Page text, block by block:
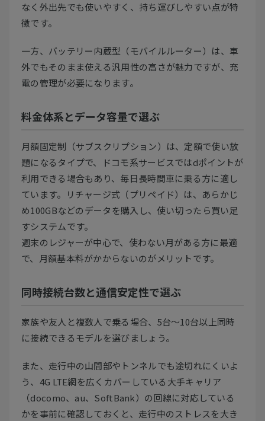
なく外出先でも使いやすく、持ち運びしやすい点が特
徴です。
一方、バッテリー内蔵型（モバイルルーター）は、車
外でもそのまま使える汎用性の高さが魅力ですが、充
電の管理が必要になります。
料金体系とデータ容量で選ぶ
月額固定制（サブスクリプション）は、定額で使い放
題になるタイプで、ドコモ系サービスではdポイントが
利用できる場合もあり、毎日長時間車に乗る方に適し
ています。リチャージ式（プリペイド）は、あらかじ
め100GBなどのデータを購入し、使い切ったら買い足
すシステムです。
週末のレジャーが中心で、使わない月がある方に最適
で、月額基本料がかからないのがメリットです。
同時接続台数と通信安定性で選ぶ
家族や友人と複数人で乗る場合、5台〜10台以上同時
に接続できるモデルを選びましょう。
また、走行中の山間部やトンネルでも途切れにくいよ
う、4G LTE網を広くカバーしている大手キャリア
（docomo、au、SoftBank）の回線に対応している
かを事前に確認しておくと、走行中のストレスを大き